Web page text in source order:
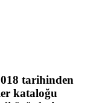
tarihinden
kataloğu